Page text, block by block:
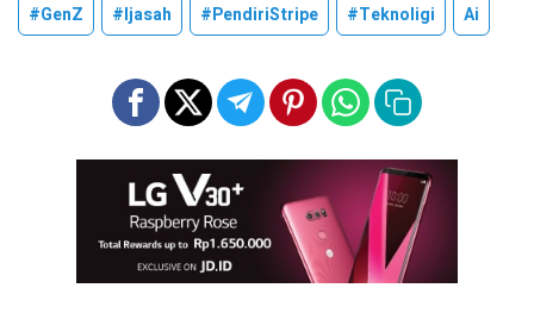
#GenZ #Ijasah #PendiriStripe #Teknoligi Ai